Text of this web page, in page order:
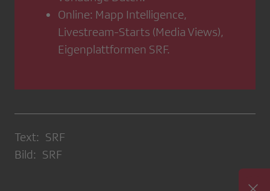
Online: Mapp Intelligence,
Livestream-Starts (Media Views),
Eigenplattformen SRF.
Text: SRF
Bild: SRF